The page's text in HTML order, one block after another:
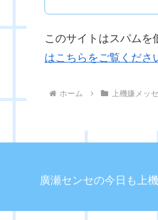
このサイトはスパムを
はこちらをご覧くださ
ホーム 上機嫌メッ
廣瀬センセの今日も上